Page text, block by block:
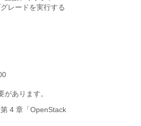
レードを実行する
あります。
4 章「OpenStack